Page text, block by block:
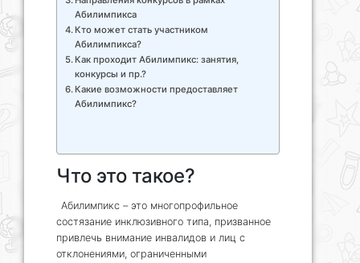
Абилимпикса
Кто может стать участником
Абилимпикса?
Как проходит Абилимпикс: занятия,
конкурсы и пр.?
Какие возможности предоставляет
Абилимпикс?
Что это такое?
Абилимпикс – это многопрофильное
состязание инклюзивного типа, призванное
привлечь внимание инвалидов и лиц с
отклонениями, ограниченными